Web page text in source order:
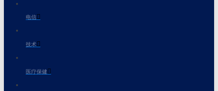
电信
技术
医疗保健